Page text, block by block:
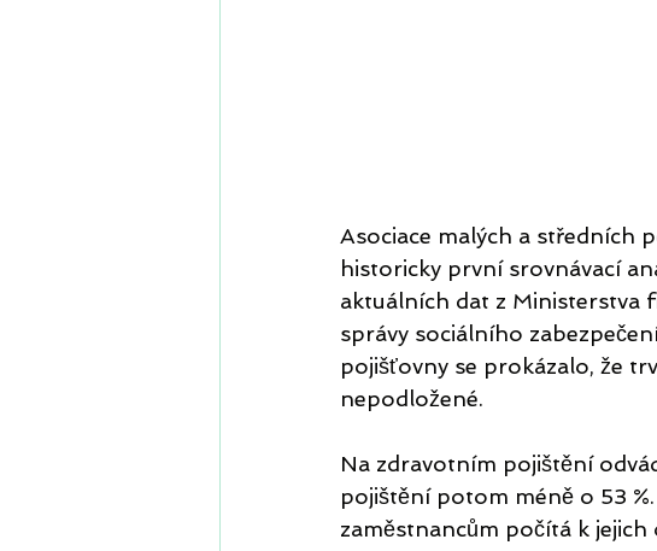
Asociace malých a středních
historicky první srovnávací
aktuálních dat z Ministerstva
správy sociálního
pojišťovny se prokázalo, že
nepodložené.
Na zdravotním pojištění
pojištění potom méně o 53
zaměstnancům počítá k jejich